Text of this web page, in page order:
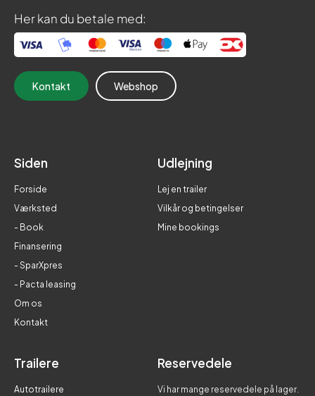
Her kan du betale med:
Kontakt Webshop
Siden
Forside
Værksted
- Book
Finansering
- SparXpres
- Pacta leasing
Om os
Kontakt
Udlejning
Lej en trailer
Vilkår og betingelser
Mine bookings
Trailere
Autotrailere
Reservedele
Vi har mange reservedele på lager.